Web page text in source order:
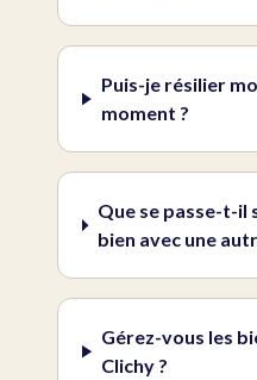
Puis-je résilier
moment ?
Que se passe-t-il
bien avec une
Gérez-vous les
Clichy ?